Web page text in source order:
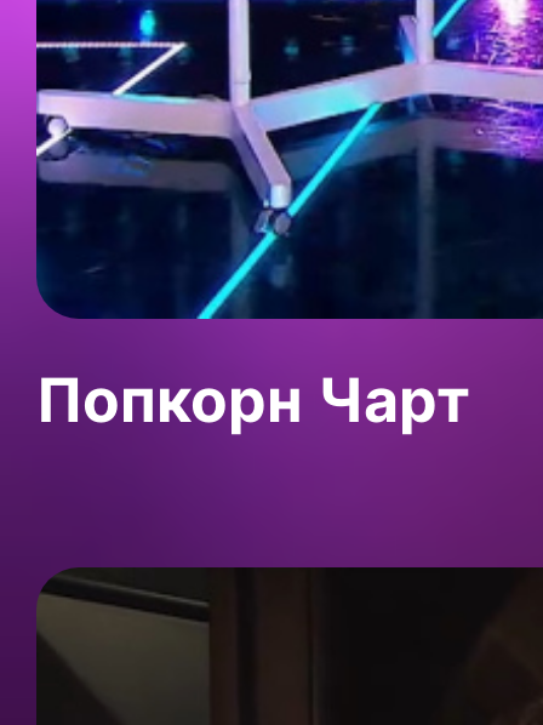
Попкорн Чарт